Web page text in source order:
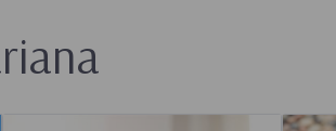
Cereali
artigianali